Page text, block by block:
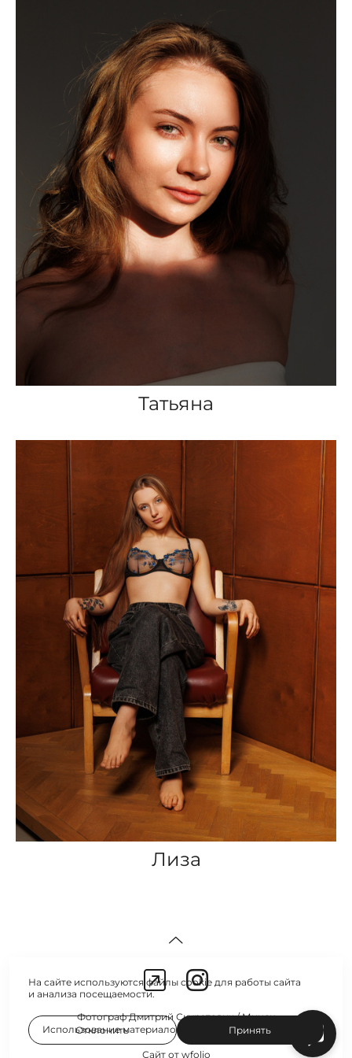
Татьяна
Лиза
Фотограф Дмитрий Скуратович / Минск
Использование материалов только с согласия автора
Сайт от wfolio
На сайте используются файлы cookie для работы сайта
и анализа посещаемости.
Отклонить Принять